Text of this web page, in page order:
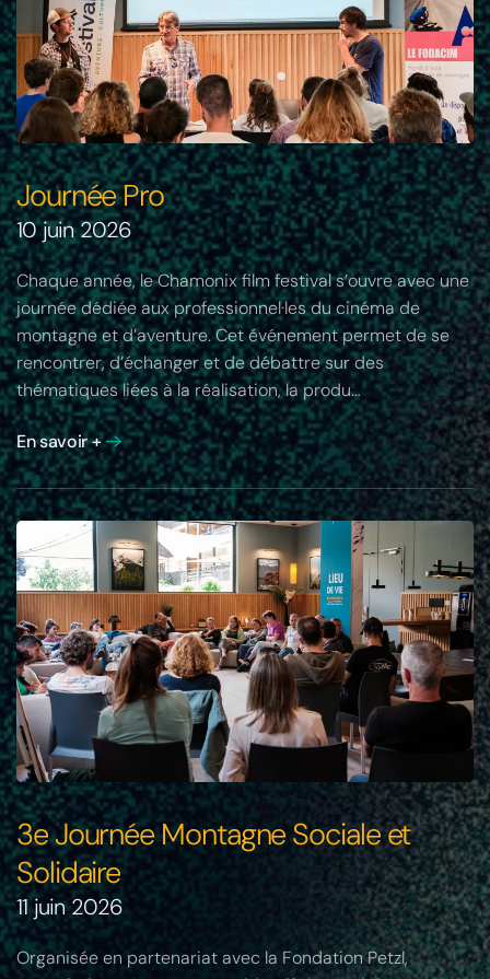
Journée Pro
10 juin 2026
Chaque année, le Chamonix film festival s’ouvre avec une
journée dédiée aux professionnel·les du cinéma de
montagne et d’aventure. Cet événement permet de se
rencontrer, d’échanger et de débattre sur des
thématiques liées à la réalisation, la produ…
En savoir +
3e Journée Montagne Sociale et
Solidaire
11 juin 2026
Organisée en partenariat avec la Fondation Petzl,